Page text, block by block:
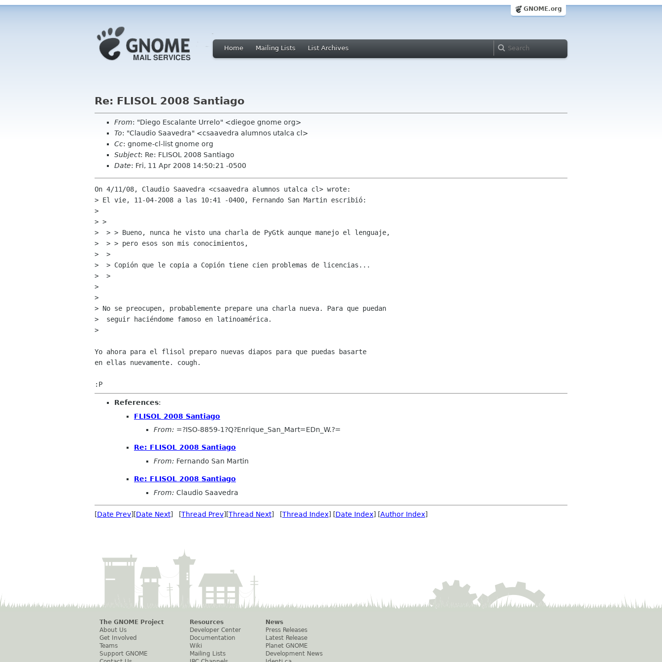
GNOME.org
Home Mailing Lists List Archives
Re: FLISOL 2008 Santiago
From: "Diego Escalante Urrelo" <diegoe gnome org>
To: "Claudio Saavedra" <csaavedra alumnos utalca cl>
Cc: gnome-cl-list gnome org
Subject: Re: FLISOL 2008 Santiago
Date: Fri, 11 Apr 2008 14:50:21 -0500
On 4/11/08, Claudio Saavedra <csaavedra alumnos utalca cl> wrote:
> El vie, 11-04-2008 a las 10:41 -0400, Fernando San Martin escribió:
>
> >
>  > > Bueno, nunca he visto una charla de PyGtk aunque manejo el lenguaje,
>  > > pero esos son mis conocimientos,
>  >
>  > Copión que le copia a Copión tiene cien problemas de licencias...
>  >
>
>
> No se preocupen, probablemente prepare una charla nueva. Para que puedan
>  seguir haciéndome famoso en latinoamérica.
>
Yo ahora para el flisol preparo nuevas diapos para que puedas basarte
en ellas nuevamente. cough.
References:
FLISOL 2008 Santiago
From: =?ISO-8859-1?Q?Enrique_San_Mart=EDn_W.?=
Re: FLISOL 2008 Santiago
From: Fernando San Martin
Re: FLISOL 2008 Santiago
From: Claudio Saavedra
[Date Prev][Date Next] [Thread Prev][Thread Next] [Thread Index] [Date Index] [Author Index]
The GNOME Project
About Us
Get Involved
Teams
Support GNOME
Resources
Developer Center
Documentation
Wiki
Mailing Lists
News
Press Releases
Latest Release
Planet GNOME
Development News